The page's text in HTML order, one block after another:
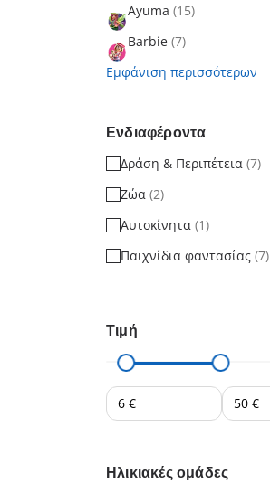
Ayuma (15)
Barbie (7)
Εμφάνιση περισσότερων
Ενδιαφέροντα
Δράση & Περιπέτεια (7)
Ζώα (2)
Αυτοκίνητα (1)
Παιχνίδια φαντασίας (7)
Τιμή
Ηλικιακές ομάδες